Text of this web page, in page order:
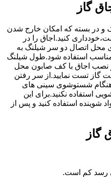
گاز
و در بسته که امکان خارج شدن
کنید.اجاق را در
محل اتصال دو سر شیلنگ به
استفاده شود.طول شیلنگ
از نصب اجاق با کف صابون محل
گاز تست نمایید.از سر رفتن
شستوشوی سینی های
استفاده نکنید.برای این
شوینده استفاده کنید و پس از
گاز
رسد کم است.